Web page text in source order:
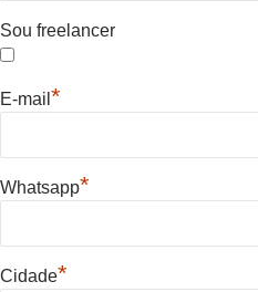
Sou freelancer
E-mail *
Whatsapp*
Cidade*